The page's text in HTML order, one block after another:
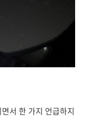
서 한 가지 언급하지